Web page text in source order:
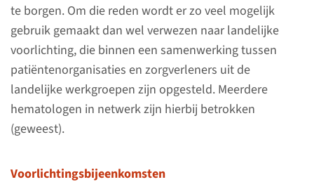
te borgen. Om die reden wordt er zo veel mogelijk
gebruik gemaakt dan wel verwezen naar landelijke
voorlichting, die binnen een samen­werking tussen
patiëntenorganisaties en zorgverleners uit de
landelijke werkgroepen zijn opgesteld. Meerdere
hematologen in netwerk zijn hierbij betrokken
(geweest).
Voorlichtingsbijeenkomsten
wordt al jaren samen­gewerkt
op het gebied van zorg voor
patiënten met hematologische
aandoeningen. Deze samen­
werking is in de loop der tijd
uitgegroeid tot een netwerk­